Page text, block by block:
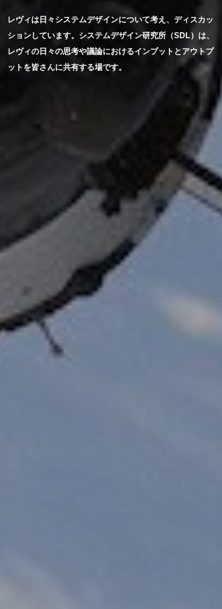
レヴィは日々システムデザインについて考え、ディスカッ
ションしています。システムデザイン研究所（SDL）は、
レヴィの日々の思考や議論におけるインプットとアウトプ
ットを皆さんに共有する場です。